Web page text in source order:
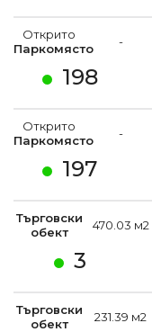
198
Открито
Паркомясто
-
197
Открито
Паркомясто
-
3
Търговски
обект
470.03 м2
Търговски
обект
231.39 м2